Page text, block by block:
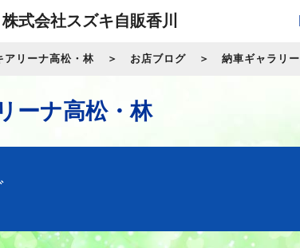
株式会社スズキ自販香川
アリーナ高松・林 お店ブログ 納車ギャラリー
ーナ高松・林